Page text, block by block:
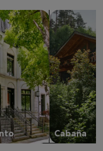
Cabaña
Buscar